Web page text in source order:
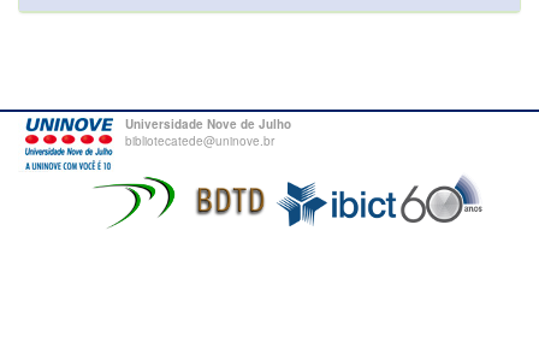
Universidade Nove de Julho
bibliotecatede@uninove.br